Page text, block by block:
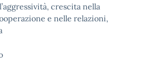
crescita nella
e nelle relazioni,